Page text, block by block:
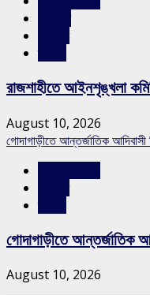
রাজশাহীতে আইনশৃঙ্খলা
August 10, 2026
গোদাগাড়ীতে আন্তর্জাতিক আদিবাসী
গোদাগাড়ীতে আন্তর্জাতিক
August 10, 2026